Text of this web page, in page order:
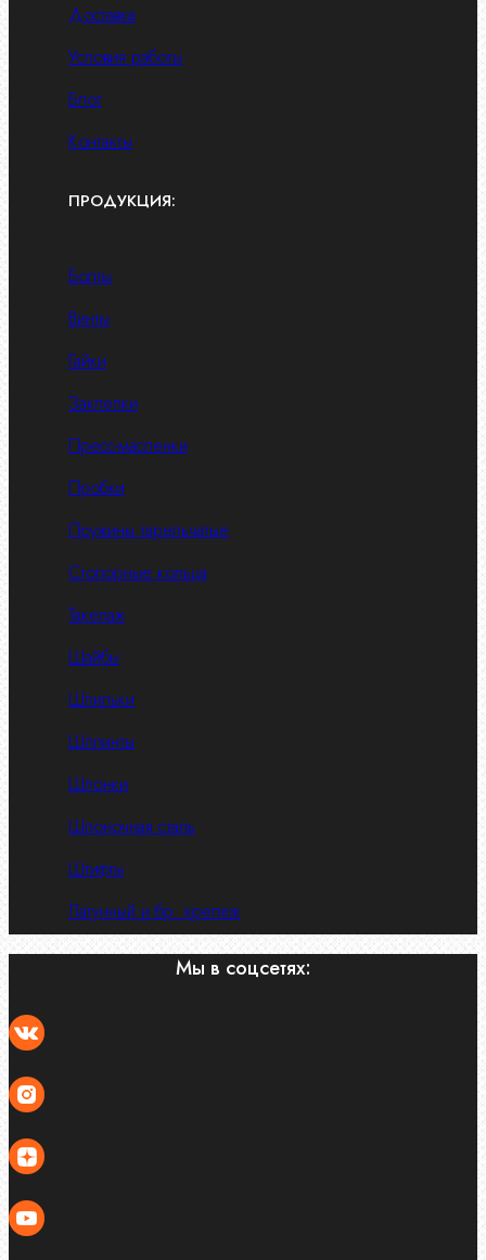
Доставка
Условия работы
Блог
Контакты
ПРОДУКЦИЯ:
Болты
Винты
Гайки
Заклепки
Пресс-масленки
Пробки
Пружины тарельчатые
Стопорные кольца
Такелаж
Шайбы
Шпильки
Шплинты
Шпонки
Шпоночная сталь
Штифты
Латунный и бр. крепеж
Мы в соцсетях: